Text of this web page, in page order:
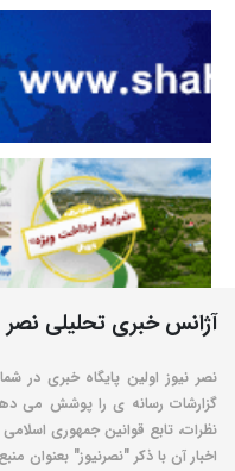
آژانس خبری تحلیلی نصر
نصر نیوز اولین پایگاه خبری در
گزارشات رسانه ی را پوشش می
نظرات، تابع قوانین جمهوری
اخبار آن با ذکر "نصرنیوز" بعنوان